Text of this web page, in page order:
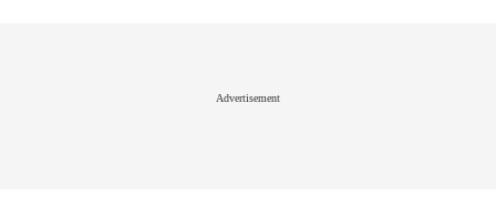
Advertisement